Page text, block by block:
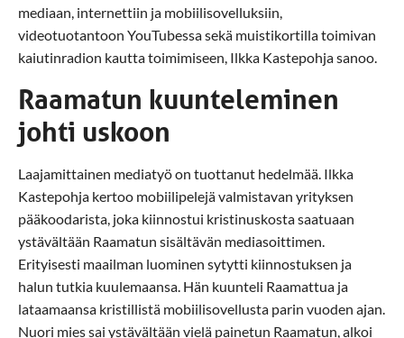
mediaan, internettiin ja mobiilisovelluksiin,
videotuotantoon YouTubessa sekä muistikortilla toimivan
kaiutinradion kautta toimimiseen, Ilkka Kastepohja sanoo.
Raamatun kuunteleminen
johti uskoon
Laajamittainen mediatyö on tuottanut hedelmää. Ilkka
Kastepohja kertoo mobiilipelejä valmistavan yrityksen
pääkoodarista, joka kiinnostui kristinuskosta saatuaan
ystävältään Raamatun sisältävän mediasoittimen.
Erityisesti maailman luominen sytytti kiinnostuksen ja
halun tutkia kuulemaansa. Hän kuunteli Raamattua ja
lataamaansa kristillistä mobiilisovellusta parin vuoden ajan.
Nuori mies sai ystävältään vielä painetun Raamatun, alkoi